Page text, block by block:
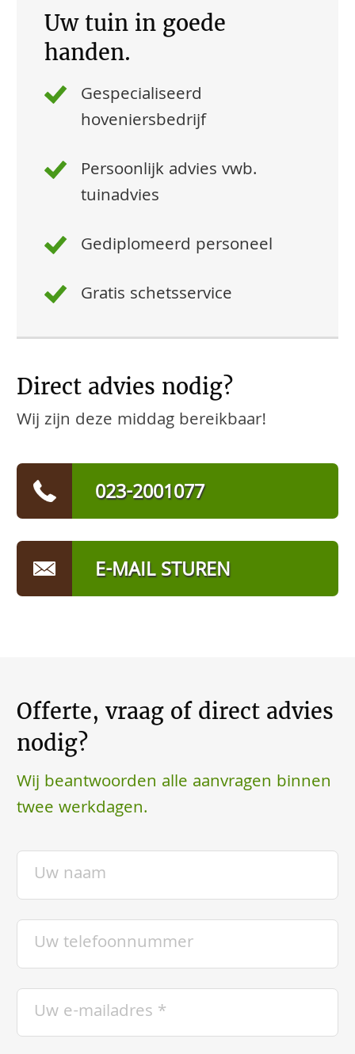
Uw tuin in goede
handen.
Gespecialiseerd
hoveniersbedrijf
Persoonlijk advies vwb.
tuinadvies
Gediplomeerd personeel
Gratis schetsservice
Direct advies nodig?
Wij zijn deze middag bereikbaar!
023-2001077
E-MAIL STUREN
Offerte, vraag of direct advies
nodig?
Wij beantwoorden alle aanvragen binnen
twee werkdagen.